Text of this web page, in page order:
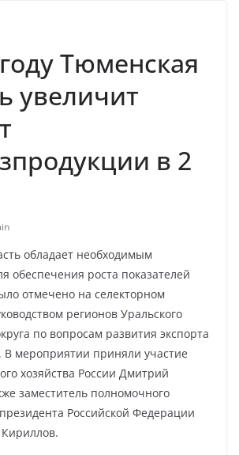
Тюменская
увеличит
в 2
обладает необходимым
обеспечения роста показателей
отмечено на селекторном
регионов Уральского
по вопросам развития экспорта
мероприятии приняли участие
хозяйства России Дмитрий
заместитель полномочного
Российской Федерации